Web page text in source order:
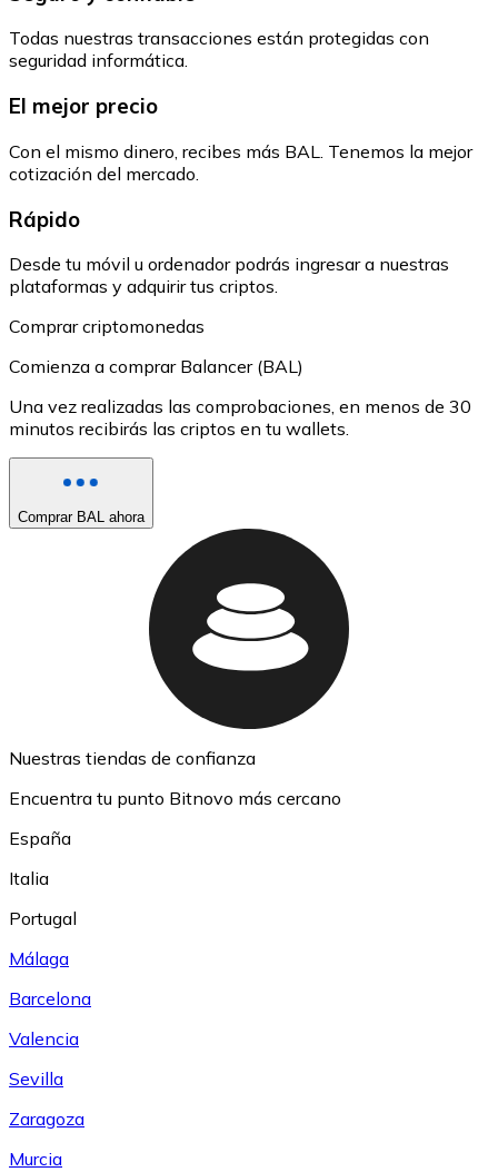
Todas nuestras transacciones están protegidas con
seguridad informática.
El mejor precio
Con el mismo dinero, recibes más BAL. Tenemos la mejor
cotización del mercado.
Rápido
Desde tu móvil u ordenador podrás ingresar a nuestras
plataformas y adquirir tus criptos.
Comprar criptomonedas
Comienza a comprar Balancer (BAL)
Una vez realizadas las comprobaciones, en menos de 30
minutos recibirás las criptos en tu wallets.
Comprar BAL ahora
Nuestras tiendas de confianza
Encuentra tu punto Bitnovo más cercano
España
Italia
Portugal
Málaga
Barcelona
Valencia
Sevilla
Zaragoza
Murcia